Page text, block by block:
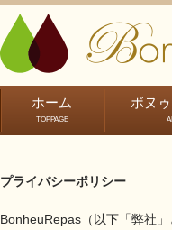
ホーム
TOPPAGE
ボヌ
プライバシーポリシー​
BonheuRepas（以下「弊社